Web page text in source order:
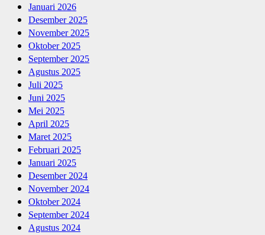
Januari 2026
Desember 2025
November 2025
Oktober 2025
September 2025
Agustus 2025
Juli 2025
Juni 2025
Mei 2025
April 2025
Maret 2025
Februari 2025
Januari 2025
Desember 2024
November 2024
Oktober 2024
September 2024
Agustus 2024